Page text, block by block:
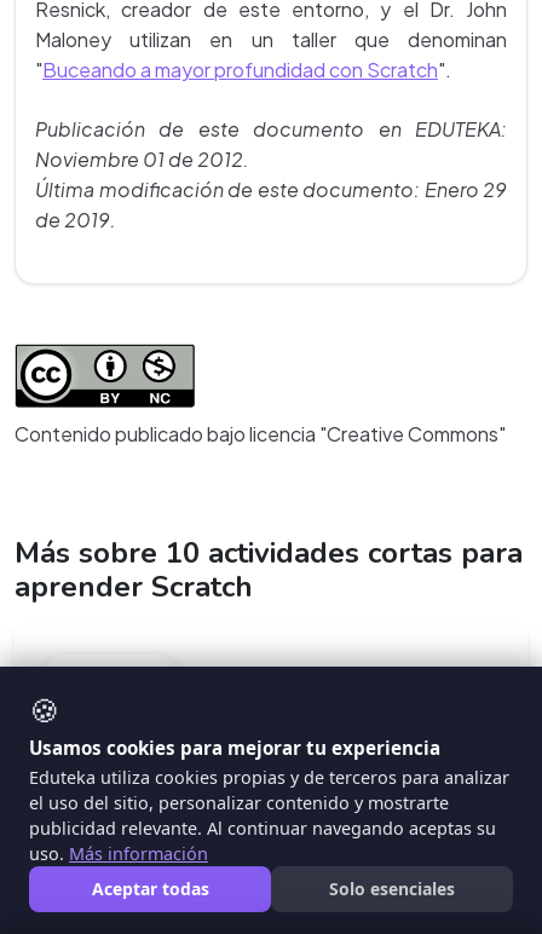
Resnick, creador de este entorno, y el Dr. John
Maloney utilizan en un taller que denominan
"Buceando a mayor profundidad con Scratch".
Publicación de este documento en EDUTEKA:
Noviembre 01 de 2012.
Última modificación de este documento: Enero 29
de 2019.
Contenido publicado bajo licencia "Creative Commons"
Más sobre 10 actividades cortas para
aprender Scratch
🍪
Usamos cookies para mejorar tu experiencia
Eduteka utiliza cookies propias y de terceros para analizar
el uso del sitio, personalizar contenido y mostrarte
publicidad relevante. Al continuar navegando aceptas su
uso. Más información
Aceptar todas
Solo esenciales